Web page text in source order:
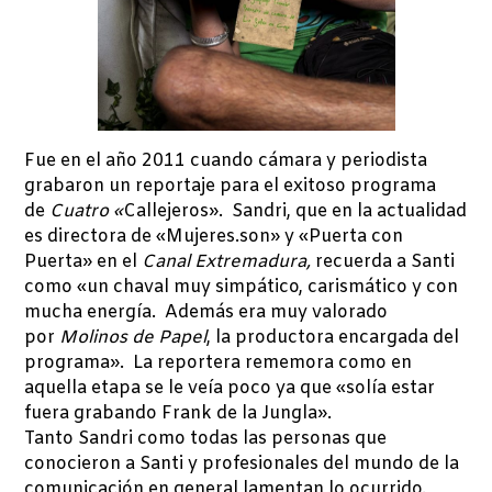
Fue en el año 2011 cuando cámara y periodista
grabaron un reportaje para el exitoso programa
de Cuatro «Callejeros». Sandri, que en la actualidad
es directora de «Mujeres.son» y «Puerta con
Puerta» en el Canal Extremadura, recuerda a Santi
como «un chaval muy simpático, carismático y con
mucha energía. Además era muy valorado
por Molinos de Papel, la productora encargada del
programa». La reportera rememora como en
aquella etapa se le veía poco ya que «solía estar
fuera grabando Frank de la Jungla».
Tanto Sandri como todas las personas que
conocieron a Santi y profesionales del mundo de la